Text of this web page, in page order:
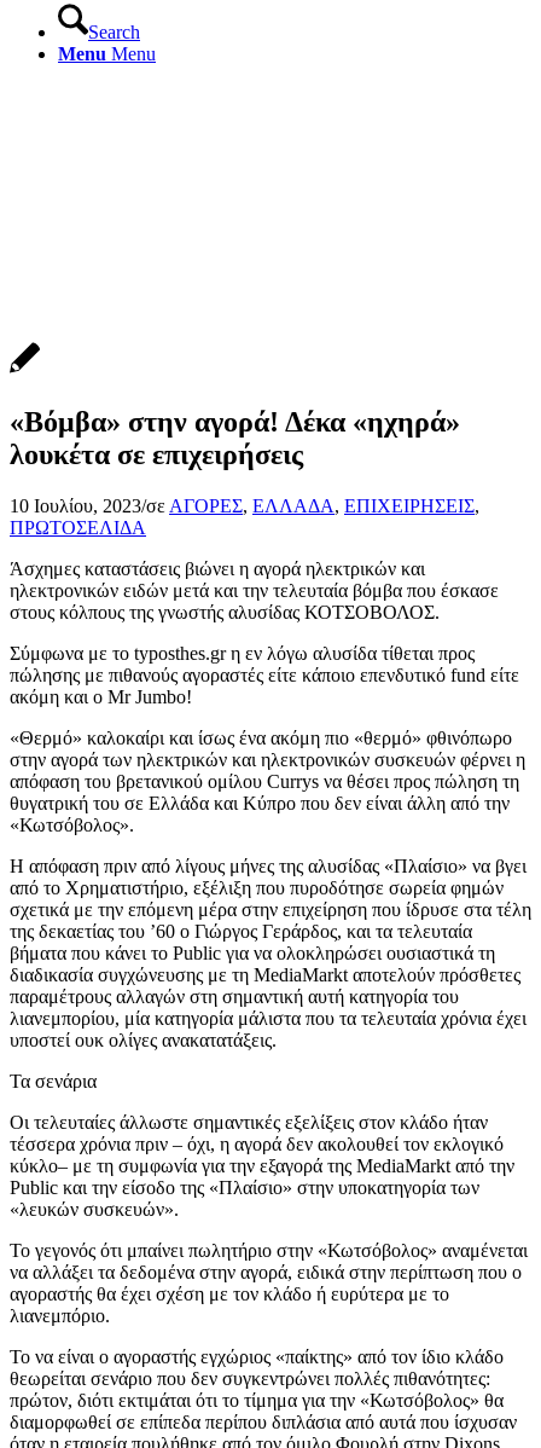
Search
Menu Menu
«Βόμβα» στην αγορά! Δέκα «ηχηρά»
λουκέτα σε επιχειρήσεις
10 Ιουλίου, 2023/σε ΑΓΟΡΕΣ, ΕΛΛΑΔΑ, ΕΠΙΧΕΙΡΗΣΕΙΣ,
ΠΡΩΤΟΣΕΛΙΔΑ
Άσχημες καταστάσεις βιώνει η αγορά ηλεκτρικών και
ηλεκτρονικών ειδών μετά και την τελευταία βόμβα που έσκασε
στους κόλπους της γνωστής αλυσίδας ΚΟΤΣΟΒΟΛΟΣ.
Σύμφωνα με το typosthes.gr η εν λόγω αλυσίδα τίθεται προς
πώλησης με πιθανούς αγοραστές είτε κάποιο επενδυτικό fund είτε
ακόμη και ο Mr Jumbo!
«Θερμό» καλοκαίρι και ίσως ένα ακόμη πιο «θερμό» φθινόπωρο
στην αγορά των ηλεκτρικών και ηλεκτρονικών συσκευών φέρνει η
απόφαση του βρετανικού ομίλου Currys να θέσει προς πώληση τη
θυγατρική του σε Ελλάδα και Κύπρο που δεν είναι άλλη από την
«Κωτσόβολος».
Η απόφαση πριν από λίγους μήνες της αλυσίδας «Πλαίσιο» να βγει
από το Χρηματιστήριο, εξέλιξη που πυροδότησε σωρεία φημών
σχετικά με την επόμενη μέρα στην επιχείρηση που ίδρυσε στα τέλη
της δεκαετίας του ’60 ο Γιώργος Γεράρδος, και τα τελευταία
βήματα που κάνει το Public για να ολοκληρώσει ουσιαστικά τη
διαδικασία συγχώνευσης με τη MediaMarkt αποτελούν πρόσθετες
παραμέτρους αλλαγών στη σημαντική αυτή κατηγορία του
λιανεμπορίου, μία κατηγορία μάλιστα που τα τελευταία χρόνια έχει
υποστεί ουκ ολίγες ανακατατάξεις.
Τα σενάρια
Οι τελευταίες άλλωστε σημαντικές εξελίξεις στον κλάδο ήταν
τέσσερα χρόνια πριν – όχι, η αγορά δεν ακολουθεί τον εκλογικό
κύκλο– με τη συμφωνία για την εξαγορά της MediaMarkt από την
Public και την είσοδο της «Πλαίσιο» στην υποκατηγορία των
«λευκών συσκευών».
Το γεγονός ότι μπαίνει πωλητήριο στην «Κωτσόβολος» αναμένεται
να αλλάξει τα δεδομένα στην αγορά, ειδικά στην περίπτωση που ο
αγοραστής θα έχει σχέση με τον κλάδο ή ευρύτερα με το
λιανεμπόριο.
Το να είναι ο αγοραστής εγχώριος «παίκτης» από τον ίδιο κλάδο
θεωρείται σενάριο που δεν συγκεντρώνει πολλές πιθανότητες:
πρώτον, διότι εκτιμάται ότι το τίμημα για την «Κωτσόβολος» θα
διαμορφωθεί σε επίπεδα περίπου διπλάσια από αυτά που ίσχυσαν
όταν η εταιρεία πουλήθηκε από τον όμιλο Φουρλή στην Dixons